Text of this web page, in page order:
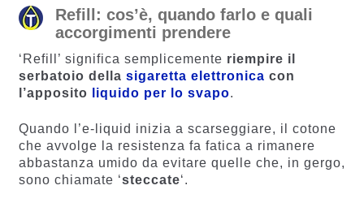
Refill: cos’è, quando farlo e quali
accorgimenti prendere
‘Refill’ significa semplicemente riempire il
serbatoio della sigaretta elettronica con
l’apposito liquido per lo svapo.
Quando l’e-liquid inizia a scarseggiare, il cotone
che avvolge la resistenza fa fatica a rimanere
abbastanza umido da evitare quelle che, in gergo,
sono chiamate ‘steccate‘.